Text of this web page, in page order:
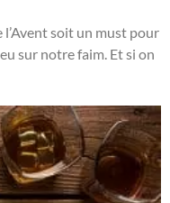
soit un must pour
sur notre faim. Et si on